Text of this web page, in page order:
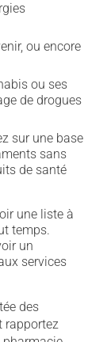
ou encore
ou ses
de drogues
sur une base
sans
de santé
une liste à
temps.
un
services
des
rapportez